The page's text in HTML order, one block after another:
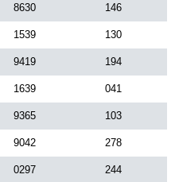
8630 146
1539 130
9419 194
1639 041
9365 103
9042 278
0297 244